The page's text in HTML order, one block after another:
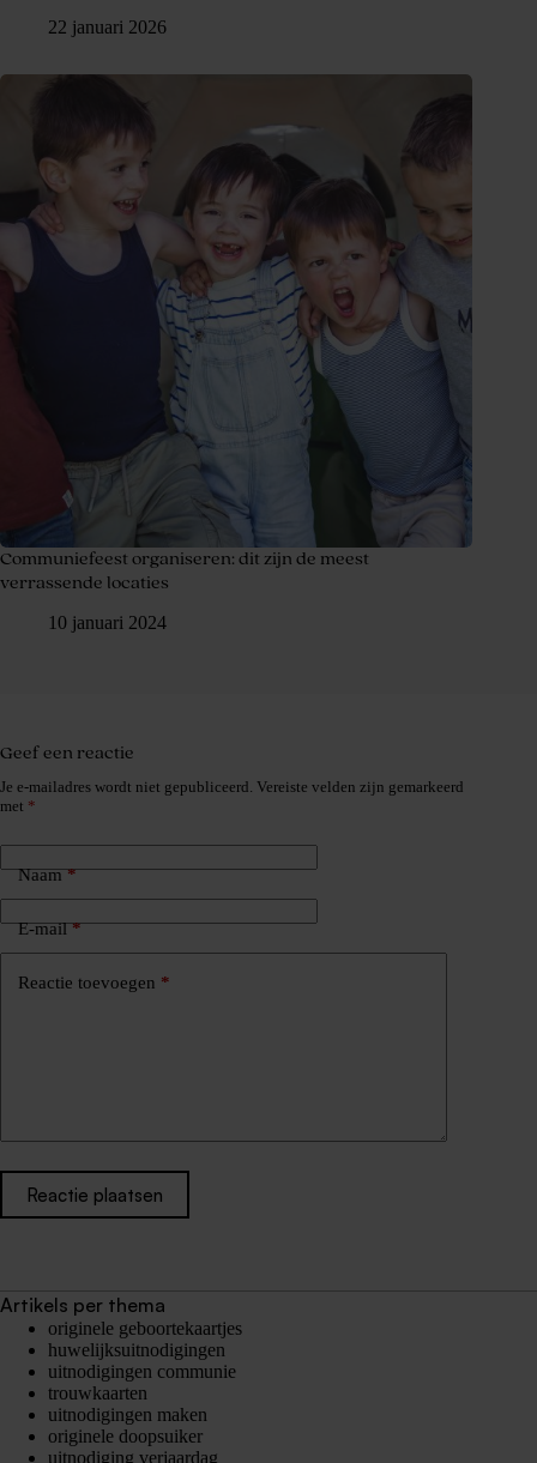
22 januari 2026
Communiefeest organiseren: dit zijn de meest
verrassende locaties
10 januari 2024
Geef een reactie
Je e-mailadres wordt niet gepubliceerd. Vereiste velden zijn gemarkeerd
met *
Naam*
E-mail*
Reactie toevoegen *
Reactie plaatsen
Artikels per thema
originele geboortekaartjes
huwelijksuitnodigingen
uitnodigingen communie
trouwkaarten
uitnodigingen maken
originele doopsuiker
uitnodiging verjaardag